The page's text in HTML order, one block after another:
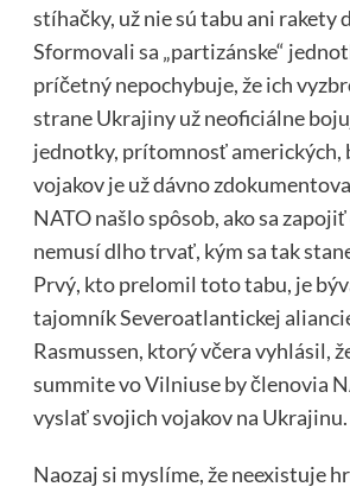
stíhačky, už nie sú tabu ani rakety
Sformovali sa „partizánske“
príčetný nepochybuje, že ich
strane Ukrajiny už neoficiálne
jednotky, prítomnosť amerických,
vojakov je už dávno
NATO našlo spôsob, ako sa
nemusí dlho trvať, kým sa tak
Prvý, kto prelomil toto tabu, je
tajomník Severoatlantickej
Rasmussen, ktorý včera vyhlásil,
summite vo Vilniuse by členovia
vyslať svojich vojakov na Ukrajinu.
Naozaj si myslíme, že neexistuje